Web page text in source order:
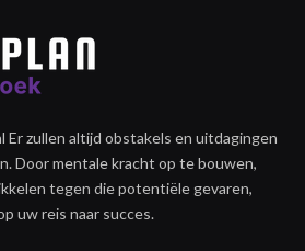
Er zullen altijd obstakels en uitdagingen
Door mentale kracht op te bouwen,
tegen die potentiële gevaren,
uw reis naar succes.